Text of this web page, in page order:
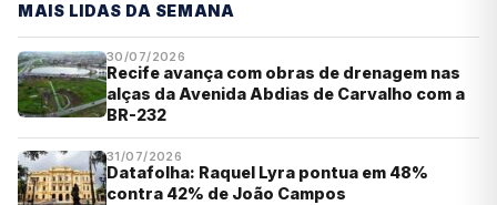
MAIS LIDAS DA SEMANA
30/07/2026
Recife avança com obras de drenagem nas
alças da Avenida Abdias de Carvalho com a
BR-232
31/07/2026
Datafolha: Raquel Lyra pontua em 48%
contra 42% de João Campos